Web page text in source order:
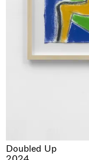
Doubled Up